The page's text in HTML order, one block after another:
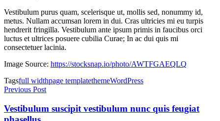
Vestibulum purus quam, scelerisque ut, mollis sed, nonummy id,
metus. Nullam accumsan lorem in dui. Cras ultricies mi eu turpis
hendrerit fringilla. Vestibulum ante ipsum primis in faucibus orci
luctus et ultrices posuere cubilia Curae; In ac dui quis mi
consectetuer lacinia.
Image Source: https://stocksnap.io/photo/AWTFGAEQLQ
Tagsfull widthpage templatethemeWordPress
Post
navigation
Previous Post
Vestibulum suscipit vestibulum nunc quis feugiat